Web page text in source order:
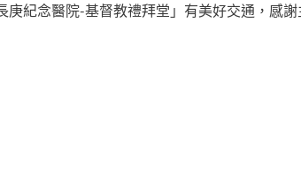
紀念醫院-基督教禮拜堂」有美好交通，感謝